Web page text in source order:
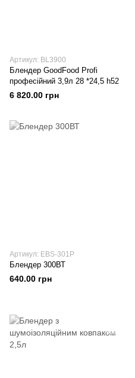
Артикул: BL3900
Блендер GoodFood Profi
професійний 3,9л 28 *24,5 h52
6 820.00 грн
Артикул: EBS-301P
Блендер 300ВТ
640.00 грн